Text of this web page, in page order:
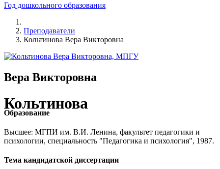
Год дошкольного образования
Преподаватели
Кольтинова Вера Викторовна
Вера Викторовна
Кольтинова
Образование
Высшее: МГПИ им. В.И. Ленина, факультет педагогики и
психологии, специальность "Педагогика и психология", 1987.
Тема кандидатской диссертации